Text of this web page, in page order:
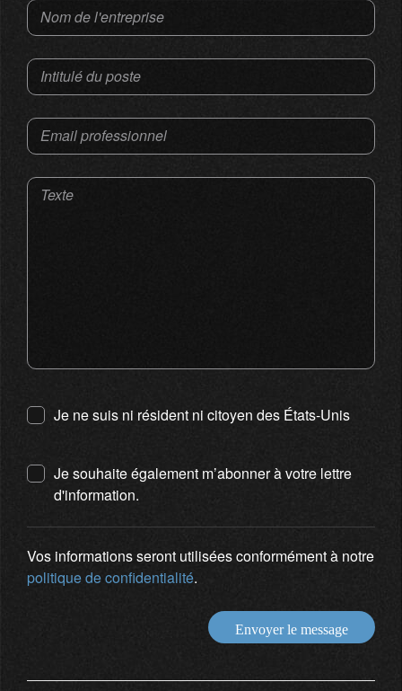
Nom de l'entreprise
Intitulé du poste
Email professionnel
Texte
Je ne suis ni résident ni citoyen des États-Unis
Je souhaite également m’abonner à votre lettre
d'information.
Vos informations seront utilisées conformément à notre
politique de confidentialité.
Envoyer le message